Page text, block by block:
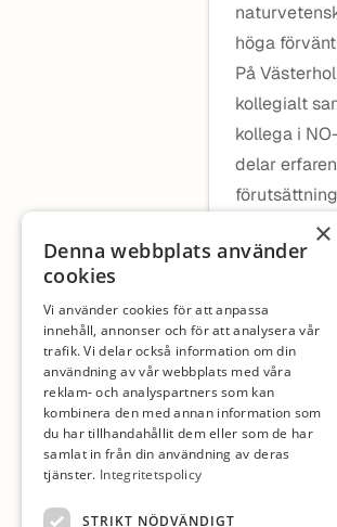
höga
På
kollegialt
kollega i
delar
Västerholm
kraftfull:
Vi arbetar
kunskapens
Vi tillämpar
I samband
×
Denna webbplats använder
cookies
Vi använder cookies för att anpassa
innehåll, annonser och för att analysera vår
trafik. Vi delar också information om din
användning av vår webbplats med våra
reklam- och analyspartners som kan
kombinera den med annan information som
du har tillhandahållit dem eller som de har
samlat in från din användning av deras
tjänster. Integritetspolicy
STRIKT NÖDVÄNDIGT